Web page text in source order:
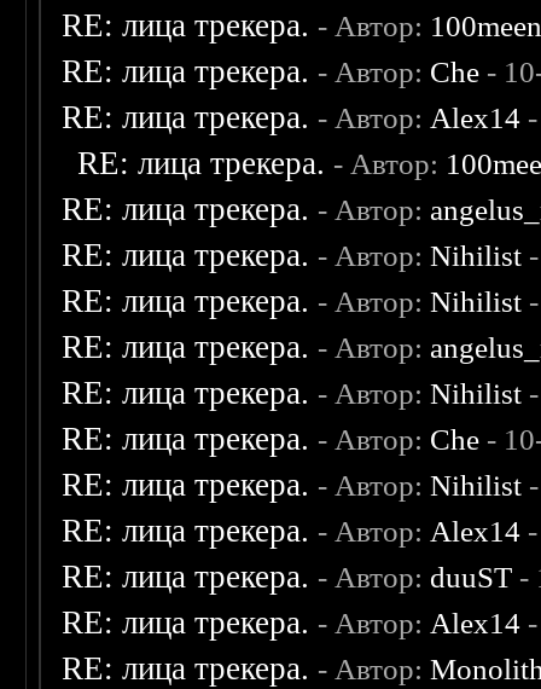
RE: лица трекера. - Автор:
RE: лица трекера. - Автор: Che -
RE: лица трекера. - Автор: Alex14
RE: лица трекера. - Автор:
RE: лица трекера. - Автор:
RE: лица трекера. - Автор:Nihilist
RE: лица трекера. - Автор:Nihilist
RE: лица трекера. - Автор:
RE: лица трекера. - Автор:Nihilist
RE: лица трекера. - Автор: Che -
RE: лица трекера. - Автор:Nihilist
RE: лица трекера. - Автор: Alex14
RE: лица трекера. - Автор: duuST -
RE: лица трекера. - Автор: Alex14
RE: лица трекера. - Автор: